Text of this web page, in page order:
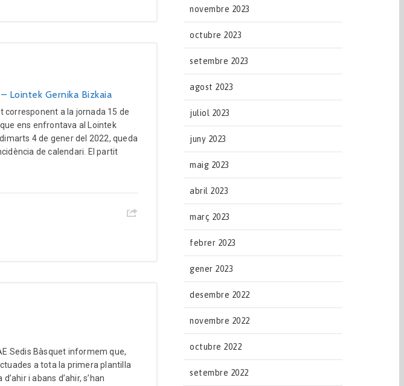
Lointek Gernika Bizkaia
a la jornada 15 de
ens enfrontava al Lointek
4 de gener del 2022, queda
de calendari. El partit
Sedis Bàsquet informem que,
a tota la primera plantilla
i abans d’ahir, s’han
novembre 2023
octubre 2023
setembre 2023
agost 2023
juliol 2023
juny 2023
maig 2023
abril 2023
març 2023
febrer 2023
gener 2023
desembre 2022
novembre 2022
octubre 2022
setembre 2022